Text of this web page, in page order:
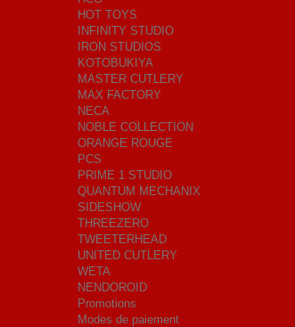
HOT TOYS
INFINITY STUDIO
IRON STUDIOS
KOTOBUKIYA
MASTER CUTLERY
MAX FACTORY
NECA
NOBLE COLLECTION
ORANGE ROUGE
PCS
PRIME 1 STUDIO
QUANTUM MECHANIX
SIDESHOW
THREEZERO
TWEETERHEAD
UNITED CUTLERY
WETA
NENDOROID
Promotions
Modes de paiement